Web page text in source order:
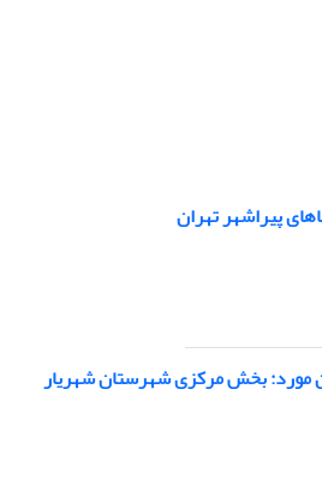
پیراشهر تهران
مورد: بخش مرکزی شهرستان شهریار